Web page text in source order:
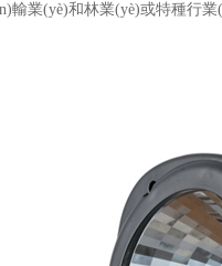
輸業(yè)和林業(yè)或特種行